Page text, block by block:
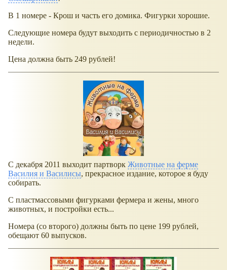
В 1 номере - Крош и часть его домика. Фигурки хорошие.
Следующие номера будут выходить с периодичностью в 2
недели.
Цена должна быть 249 рублей!
С декабря 2011 выходит партворк Животные на ферме
Василия и Василисы, прекрасное издание, которое я буду
собирать.
С пластмассовыми фигурками фермера и жены, много
животных, и постройки есть...
Номера (со второго) должны быть по цене 199 рублей,
обещают 60 выпусков.